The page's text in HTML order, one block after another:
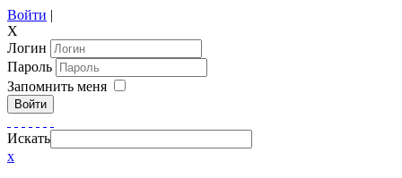
Войти |
X
Логин
Пароль
Запомнить меня
Войти
Искать
x